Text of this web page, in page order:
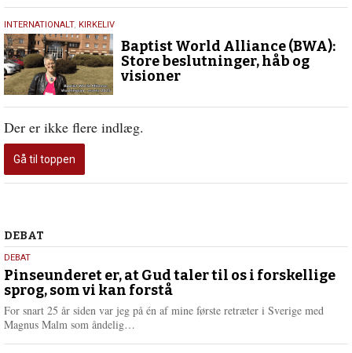
7.
marts
2025
INTERNATIONALT, KIRKELIV
Baptist World Alliance (BWA):
Store beslutninger, håb og
visioner
Der er ikke flere indlæg.
Gå til toppen
Debat
DEBAT
5.
august
2026
DEBAT
Pinseunderet er, at Gud taler til os i forskellige
sprog, som vi kan forstå
For snart 25 år siden var jeg på én af mine første retræter i Sverige med
Magnus Malm som åndelig…